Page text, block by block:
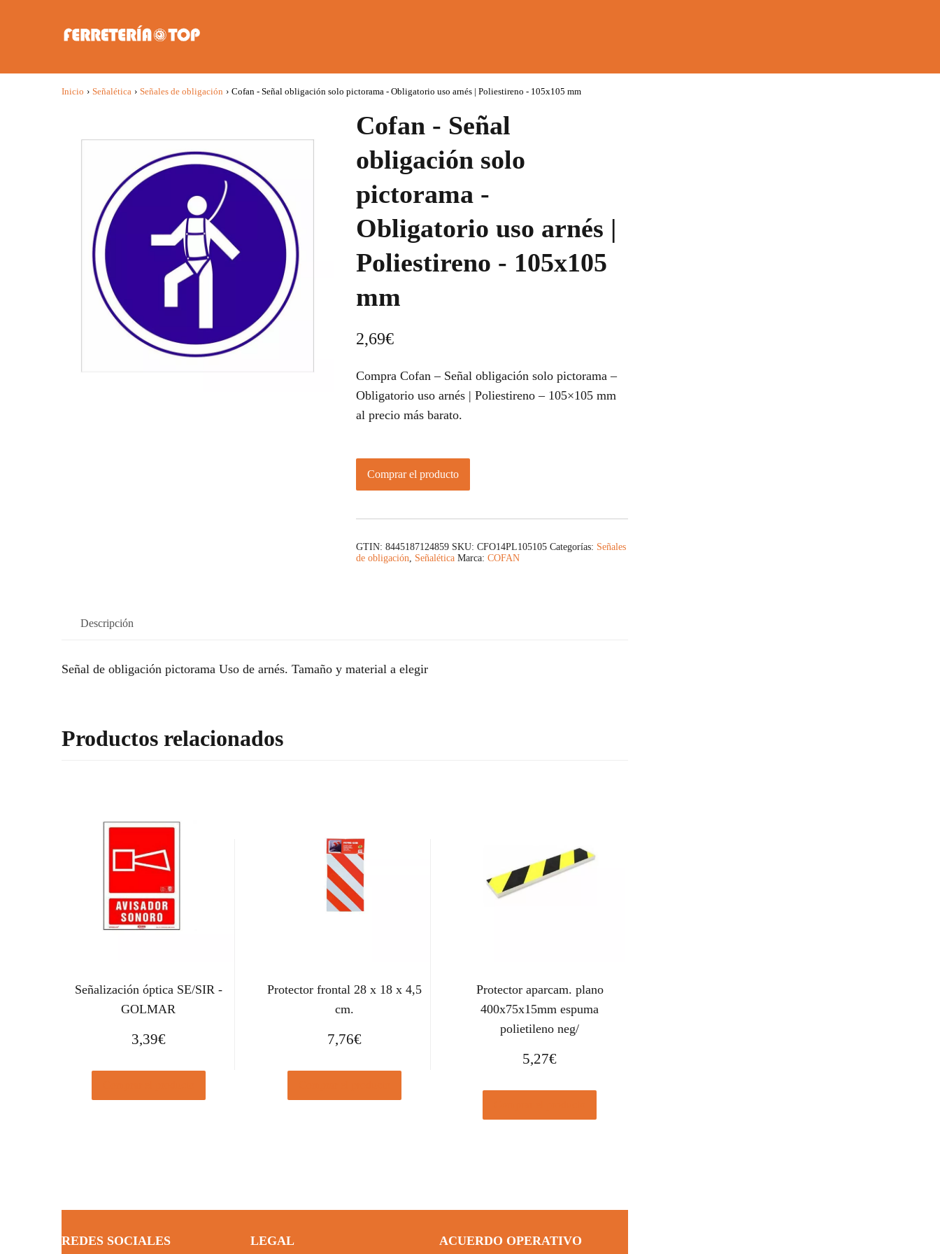
Inicio › Señalética › Señales de obligación › Cofan - Señal obligación solo pictorama - Obligatorio uso arnés | Poliestireno - 105x105 mm
Cofan - Señal
obligación solo
pictorama -
Obligatorio uso arnés |
Poliestireno - 105x105
mm
2,69€
Compra Cofan – Señal obligación solo pictorama –
Obligatorio uso arnés | Poliestireno – 105×105 mm
al precio más barato.
Comprar el producto
GTIN: 8445187124859 SKU: CFO14PL105105 Categorías: Señales
de obligación, Señalética Marca: COFAN
Descripción
Señal de obligación pictorama Uso de arnés. Tamaño y material a elegir
Productos relacionados
Señalización óptica SE/SIR -
GOLMAR
3,39€
Protector frontal 28 x 18 x 4,5
cm.
7,76€
Protector aparcam. plano
400x75x15mm espuma
polietileno neg/
5,27€
REDES SOCIALES LEGAL ACUERDO OPERATIVO